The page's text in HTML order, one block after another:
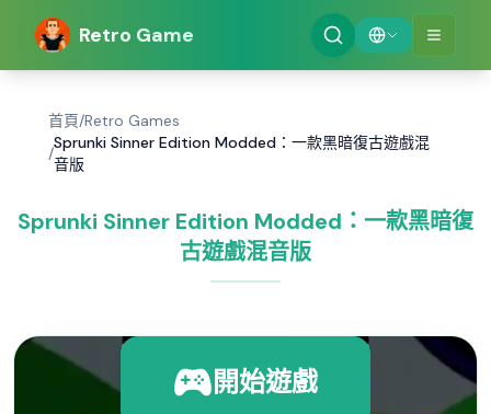
Retro Game
首頁/Retro Games
/
Sprunki Sinner Edition Modded：一款黑暗復古遊戲混
音版
Sprunki Sinner Edition Modded：一款黑暗復
古遊戲混音版
開始遊戲